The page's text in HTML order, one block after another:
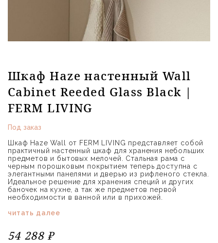
Шкаф Haze настенный Wall
Cabinet Reeded Glass Black |
FERM LIVING
Под заказ
Шкаф Haze Wall от FERM LIVING представляет собой
практичный настенный шкаф для хранения небольших
предметов и бытовых мелочей. Стальная рама с
черным порошковым покрытием теперь доступна с
элегантными панелями и дверью из рифленого стекла.
Идеальное решение для хранения специй и других
баночек на кухне, а так же предметов первой
необходимости в ванной или в прихожей.
читать далее
54 288 ₽